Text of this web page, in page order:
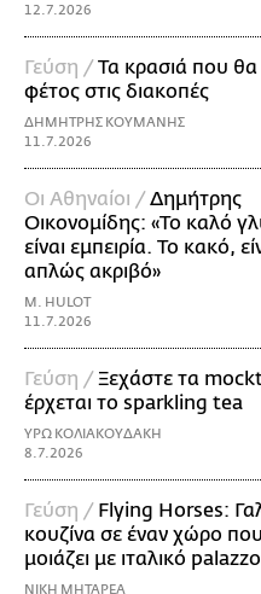
12.7.2026
Γεύση /Τα κρασιά που θα
φέτος στις διακοπές
ΔΗΜΗΤΡΗΣ ΚΟΥΜΑΝΗΣ
11.7.2026
Οι Αθηναίοι /Δημήτρης
Οικονομίδης: «Το καλό
είναι εμπειρία. Το κακό,
απλώς ακριβό»
M. HULOT
11.7.2026
Γεύση /Ξεχάστε τα
έρχεται το sparkling tea
ΥΡΩ ΚΟΛΙΑΚΟΥΔΑΚΗ
8.7.2026
Γεύση / Flying Horses:
κουζίνα σε έναν χώρο που
μοιάζει με ιταλικό palazzo
ΝΙΚΗ ΜΗΤΑΡΕΑ